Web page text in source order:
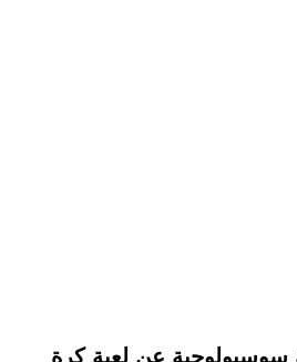
سوسيولوجية عن لعبة كرة